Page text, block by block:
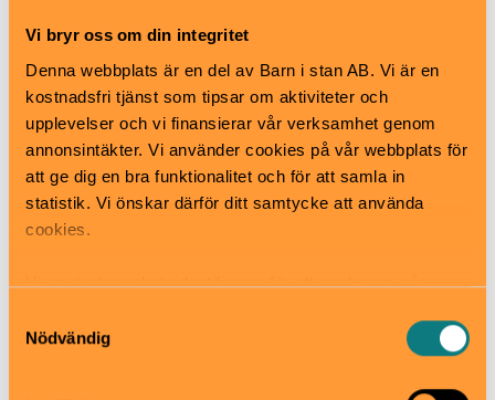
Vi bryr oss om din integritet
Denna webbplats är en del av Barn i stan AB. Vi är en
kostnadsfri tjänst som tipsar om aktiviteter och
upplevelser och vi finansierar vår verksamhet genom
annonsintäkter. Vi använder cookies på vår webbplats för
att ge dig en bra funktionalitet och för att samla in
statistik. Vi önskar därför ditt samtycke att använda
cookies.
Vi använder enhetsidentifierare för att analysera vår
samt tillhandahålla funktioner för sociala medier. Vi
vidarebefordrar även sådana identifierare och annan
information från din enhet till de sociala medier och
Nödvändig
Vaxholm med båt
dagliga turer till Vaxholm. Se respektive rederis
hemsida för avgångstider.
Mat & dryck
Se respektive rederi för vilka restaurang- och
caféalternativ som erbjuds ombord.
Se hemsida för aktuella priser